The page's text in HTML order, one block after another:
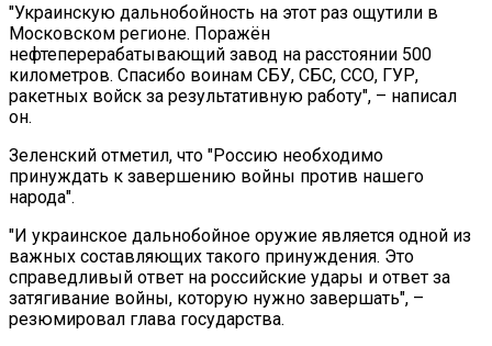
"Украинскую дальнобойность на этот раз ощутили в
Московском регионе. Поражён
нефтеперерабатывающий завод на расстоянии 500
километров. Спасибо воинам СБУ, СБС, ССО, ГУР,
ракетных войск за результативную работу", – написал
он.
Зеленский отметил, что "Россию необходимо
принуждать к завершению войны против нашего
народа".
"И украинское дальнобойное оружие является одной из
важных составляющих такого принуждения. Это
справедливый ответ на российские удары и ответ за
затягивание войны, которую нужно завершать", –
резюмировал глава государства.